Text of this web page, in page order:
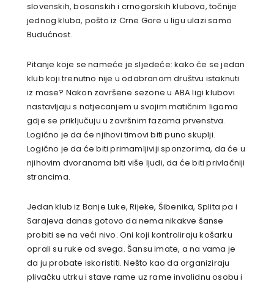
slovenskih, bosanskih i crnogorskih klubova, točnije
jednog kluba, pošto iz Crne Gore u ligu ulazi samo
Budućnost.
Pitanje koje se nameće je sljedeće: kako će se jedan
klub koji trenutno nije u odabranom društvu istaknuti
iz mase? Nakon završene sezone u ABA ligi klubovi
nastavljaju s natjecanjem u svojim matičnim ligama
gdje se priključuju u završnim fazama prvenstva.
Logično je da će njihovi timovi biti puno skuplji.
Logično je da će biti primamljiviji sponzorima, da će u
njihovim dvoranama biti više ljudi, da će biti privlačniji
strancima.
Jedan klub iz Banje Luke, Rijeke, Šibenika, Splita pa i
Sarajeva danas gotovo da nema nikakve šanse
probiti se na veći nivo. Oni koji kontroliraju košarku
oprali su ruke od svega. Šansu imate, a na vama je
da ju probate iskoristiti. Nešto kao da organiziraju
plivačku utrku i stave rame uz rame invalidnu osobu i